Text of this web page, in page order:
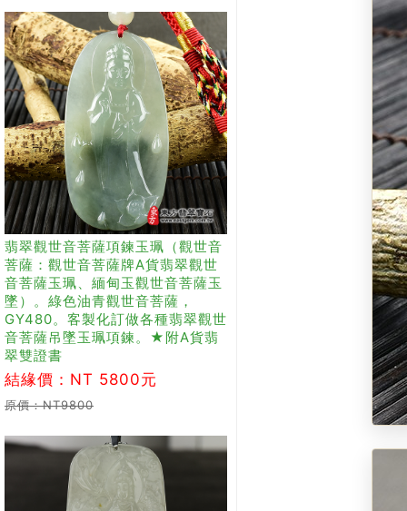
翡翠觀世音菩薩項鍊玉珮（觀世音
菩薩：觀世音菩薩牌A貨翡翠觀世
音菩薩玉珮、緬甸玉觀世音菩薩玉
墜）。綠色油青觀世音菩薩，
GY480。客製化訂做各種翡翠觀世
音菩薩吊墜玉珮項鍊。★附A貨翡
翠雙證書
結緣價：NT 5800元
原價：NT9800